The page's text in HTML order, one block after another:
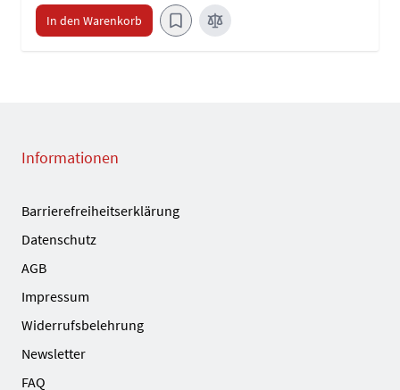
In den Warenkorb
Informationen
Barrierefreiheitserklärung
Datenschutz
AGB
Impressum
Widerrufsbelehrung
Newsletter
FAQ